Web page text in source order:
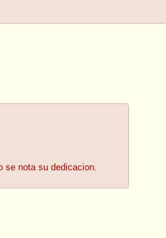
se nota su dedicacion.